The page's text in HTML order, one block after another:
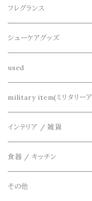
CountyComm(カウンティ
decka(デカ)
dros dro(ドロスドロ)
DETAIL(ディティール)
THE FLAVOR DESIGN(ザ
FOB FACTORY(エフオービ
Four Seasons
シャツ
カーディガン
サンダル
腕時計
キーアクセサリー
財布、コインケース、マネー
鞄
ネックレス
フレグランス
シューケアグッズ
used
リメイク
アクセサリー
military item(ミリタリーア
インテリア / 雑貨
食器 / キッチン
その他